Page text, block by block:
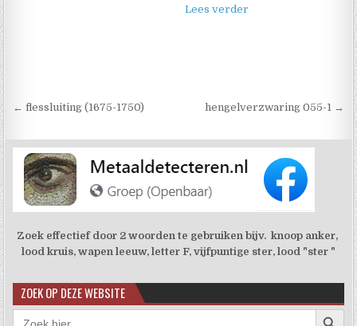
Lees verder
Berichtnavigatie
← flessluiting (1675-1750) hengelverzwaring 055-1 →
Zoek effectief door 2 woorden te gebruiken bijv. knoop anker,
lood kruis, wapen leeuw, letter F, vijfpuntige ster, lood "ster "
ZOEK OP DEZE WEBSITE
Zoek